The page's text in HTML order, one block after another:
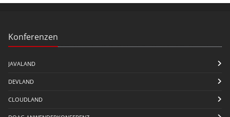
Konferenzen
JAVALAND
DEVLAND
CLOUDLAND